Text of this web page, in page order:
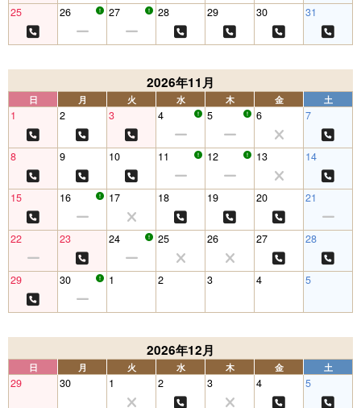
25 26 27 28 29 30 31
2026年11月
日 月 火 水 木 金 土
1 2 3 4 5 6 7
8 9 10 11 12 13 14
15 16 17 18 19 20 21
22 23 24 25 26 27 28
29 30 1 2 3 4 5
2026年12月
日 月 火 水 木 金 土
29 30 1 2 3 4 5